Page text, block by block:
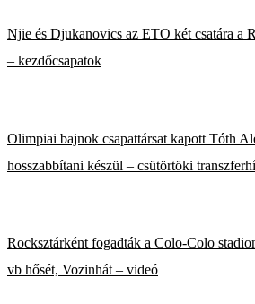
Njie és Djukanovics az ETO két csatára a
– kezdőcsapatok
Olimpiai bajnok csapattársat kapott Tóth
hosszabbítani készül – csütörtöki
Rocksztárként fogadták a Colo-Colo
vb hősét, Vozinhát – videó